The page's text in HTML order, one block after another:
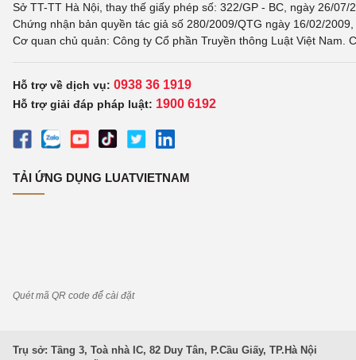
Sở TT-TT Hà Nội, thay thế giấy phép số: 322/GP - BC, ngày 26/
Chứng nhận bản quyền tác giả số 280/2009/QTG ngày 16/02/
Cơ quan chủ quản: Công ty Cổ phần Truyền thông Luật Việt Nam.
Hỗ trợ về dịch vụ: 0938 36 1919
Hỗ trợ giải đáp pháp luật: 1900 6192
TẢI ỨNG DỤNG LUATVIETNAM
Quét mã QR code để cài đặt
Trụ sở: Tầng 3, Toà nhà IC, 82 Duy Tân, P.Cầu Giấy, TP.Hà Nội